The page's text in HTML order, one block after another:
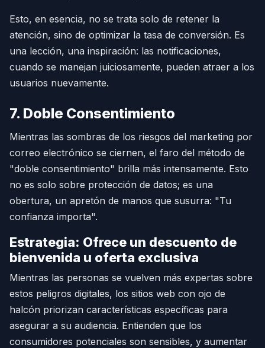
Esto, en esencia, no se trata solo de retener la
atención, sino de optimizar la tasa de conversión. Es
una lección, una inspiración: las notificaciones,
cuando se manejan juiciosamente, pueden atraer a los
usuarios nuevamente.
7. Doble Consentimiento
Mientras las sombras de los riesgos del marketing por
correo electrónico se ciernen, el faro del método de
"doble consentimiento" brilla más intensamente. Esto
no es solo sobre protección de datos; es una
obertura, un apretón de manos que susurra: "Tu
confianza importa".
Estrategia: Ofrece un descuento de
bienvenida u oferta exclusiva
Mientras las personas se vuelven más expertas sobre
estos peligros digitales, los sitios web con ojo de
halcón priorizan características específicas para
asegurar a su audiencia. Entienden que los
consumidores potenciales son sensibles, y aumentar